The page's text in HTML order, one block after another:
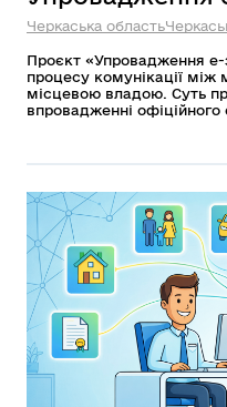
Черкаська область
Проєкт «Упровадження е-
процесу комунікації
місцевою владою. Суть
впровадженні офіційного
ради повністю в онлайн-